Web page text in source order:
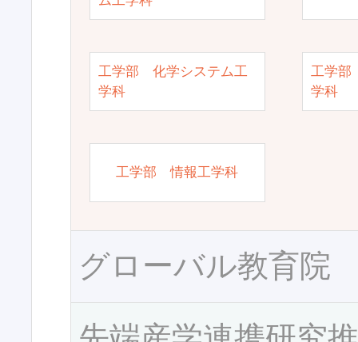
工学部 化学システム工
学科
工学部
学科
工学部 情報工学科
グローバル教育院